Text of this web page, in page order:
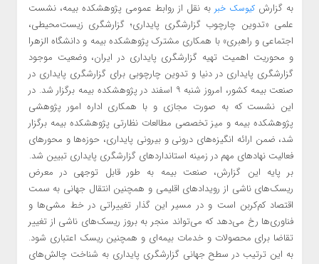
به گزارش کیوسک خبربه نقل از روابط عمومی پژوهشکده بیمه، نشست
علمی «تدوین چارچوب گزارشگری پایداری؛ گزارشگری زیست‌محیطی،
اجتماعی و راهبری» با همکاری مشترک پژوهشکده بیمه و دانشگاه الزهرا
و محوریت اهمیت تهیه گزارشگری پایداری در ایران، وضعیت موجود
گزارشگری پایداری در دنیا و تدوین چارچوبی برای گزارشگری پایداری در
صنعت بیمه کشور، امروز شنبه ۹ اسفند در پژوهشکده بیمه برگزار شد. در
این نشست که به صورت مجازی و با همکاری اداره امور پژوهشی
پژوهشکده بیمه و میز تخصصی مطالعات نظارتی پژوهشکده بیمه برگزار
شد، ضمن ارائه انگیزه‌های درونی و بیرونی پایداری، حوزه‌ها و محورهای
فعالیت نهادهای مهم در زمینه استانداردهای گزارشگری پایداری تبیین شد.
بر پایه این گزارش، صنعت بیمه به طور قابل توجهی در معرض
ریسک‌های ناشی از رویدادهای اقلیمی و همچنین انتقال جهانی به سمت
اقتصاد کم‌کربن است و در مسیر این گذار تغییراتی در خط مشی‌ها و
فناوری‌ها رخ می‌دهد که می‌تواند منجر به بروز ریسک‌های ناشی از تغییر
تقاضا برای محصولات و خدمات بیمه‌ای و همچنین ریسک اعتباری شود.
به این ترتیب در سطح جهانی گزارشگری پایداری به شناخت چالش‌های